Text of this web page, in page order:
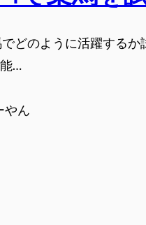
どのように活躍するか
…
やん